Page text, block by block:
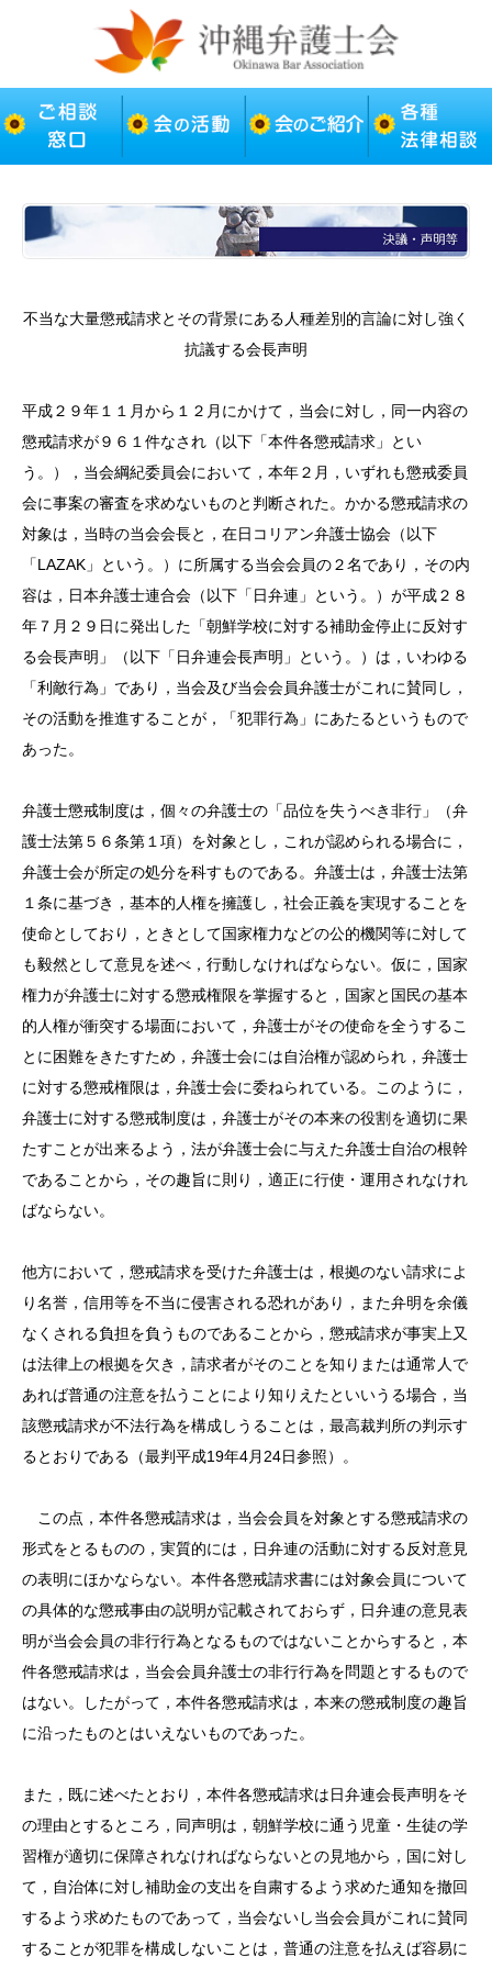
不当な大量懲戒請求とその背景にある人種差別的言論に対し強く
抗議する会長声明
平成２９年１１月から１２月にかけて，当会に対し，同一内容の
懲戒請求が９６１件なされ（以下「本件各懲戒請求」とい
う。），当会綱紀委員会において，本年２月，いずれも懲戒委員
会に事案の審査を求めないものと判断された。かかる懲戒請求の
対象は，当時の当会会長と，在日コリアン弁護士協会（以下
「LAZAK 」という。）に所属する当会会員の２名であり，その内
容は，日本弁護士連合会（以下「日弁連」という。）が平成２８
年７月２９日に発出した「朝鮮学校に対する補助金停止に反対す
る会長声明」（以下「日弁連会長声明」という。）は，いわゆる
「利敵行為」であり，当会及び当会会員弁護士がこれに賛同し，
その活動を推進することが，「犯罪行為」にあたるというもので
あった。
弁護士懲戒制度は，個々の弁護士の「品位を失うべき非行」（弁
護士法第５６条第１項）を対象とし，これが認められる場合に，
弁護士会が所定の処分を科すものである。弁護士は，弁護士法第
１条に基づき，基本的人権を擁護し，社会正義を実現することを
使命としており，ときとして国家権力などの公的機関等に対して
も毅然として意見を述べ，行動しなければならない。仮に，国家
権力が弁護士に対する懲戒権限を掌握すると，国家と国民の基本
的人権が衝突する場面において，弁護士がその使命を全うするこ
とに困難をきたすため，弁護士会には自治権が認められ，弁護士
に対する懲戒権限は，弁護士会に委ねられている。このように，
弁護士に対する懲戒制度は，弁護士がその本来の役割を適切に果
たすことが出来るよう，法が弁護士会に与えた弁護士自治の根幹
であることから，その趣旨に則り，適正に行使・運用されなけれ
ばならない。
他方において，懲戒請求を受けた弁護士は，根拠のない請求によ
り名誉，信用等を不当に侵害される恐れがあり，また弁明を余儀
なくされる負担を負うものであることから，懲戒請求が事実上又
は法律上の根拠を欠き，請求者がそのことを知りまたは通常人で
あれば普通の注意を払うことにより知りえたといいうる場合，当
該懲戒請求が不法行為を構成しうることは，最高裁判所の判示す
るとおりである（最判平成19年4月24日参照）。
この点，本件各懲戒請求は，当会会員を対象とする懲戒請求の
形式をとるものの，実質的には，日弁連の活動に対する反対意見
の表明にほかならない。本件各懲戒請求書には対象会員について
の具体的な懲戒事由の説明が記載されておらず， 日弁連の意見表
明が当会会員の非行行為となるものではないことからすると，本
件各懲戒請求は，当会会員弁護士の非行行為を問題とするもので
はない。したがって，本件各懲戒請求は，本来の懲戒制度の趣旨
に沿ったものとはいえないものであった。
また，既に述べたとおり，本件各懲戒請求は日弁連会長声明をそ
の理由とするところ，同声明は，朝鮮学校に通う児童・生徒の学
習権が適切に保障されなければならないとの見地から，国に対し
て，自治体に対し補助金の支出を自粛するよう求めた通知を撤回
するよう求めたものであって，当会ないし当会会員がこれに賛同
することが犯罪を構成しないことは，普通の注意を払えば容易に